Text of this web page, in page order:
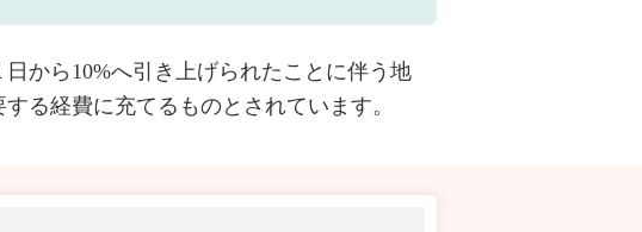
から10%へ引き上げられたことに伴う地
る経費に充てるものとされています。